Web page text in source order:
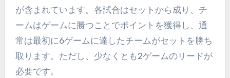
が含まれています。各試合はセットから成り、チ
ームはゲームに勝つことでポイントを獲得し、通
常は最初に6ゲームに達したチームがセットを勝ち
取ります。ただし、少なくとも2ゲームのリードが
必要です。